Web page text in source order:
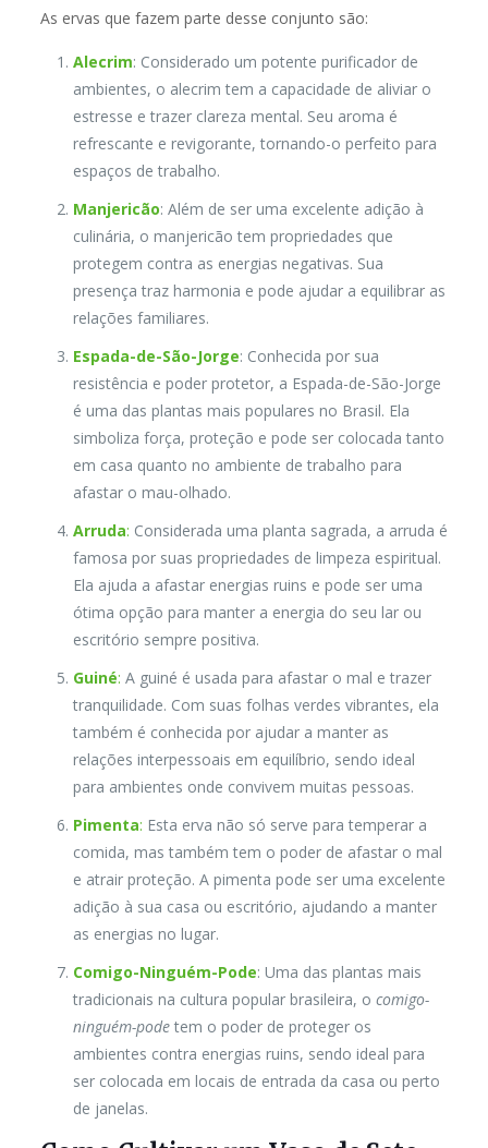
As ervas que fazem parte desse conjunto são:
Alecrim: Considerado um potente purificador de
ambientes, o alecrim tem a capacidade de aliviar o
estresse e trazer clareza mental. Seu aroma é
refrescante e revigorante, tornando-o perfeito para
espaços de trabalho.
Manjericão: Além de ser uma excelente adição à
culinária, o manjericão tem propriedades que
protegem contra as energias negativas. Sua
presença traz harmonia e pode ajudar a equilibrar as
relações familiares.
Espada-de-São-Jorge: Conhecida por sua
resistência e poder protetor, a Espada-de-São-Jorge
é uma das plantas mais populares no Brasil. Ela
simboliza força, proteção e pode ser colocada tanto
em casa quanto no ambiente de trabalho para
afastar o mau-olhado.
Arruda: Considerada uma planta sagrada, a arruda é
famosa por suas propriedades de limpeza espiritual.
Ela ajuda a afastar energias ruins e pode ser uma
ótima opção para manter a energia do seu lar ou
escritório sempre positiva.
Guiné: A guiné é usada para afastar o mal e trazer
tranquilidade. Com suas folhas verdes vibrantes, ela
também é conhecida por ajudar a manter as
relações interpessoais em equilíbrio, sendo ideal
para ambientes onde convivem muitas pessoas.
Pimenta: Esta erva não só serve para temperar a
comida, mas também tem o poder de afastar o mal
e atrair proteção. A pimenta pode ser uma excelente
adição à sua casa ou escritório, ajudando a manter
as energias no lugar.
Comigo-Ninguém-Pode: Uma das plantas mais
tradicionais na cultura popular brasileira, o comigo-
ninguém-podetem o poder de proteger os
ambientes contra energias ruins, sendo ideal para
ser colocada em locais de entrada da casa ou perto
de janelas.